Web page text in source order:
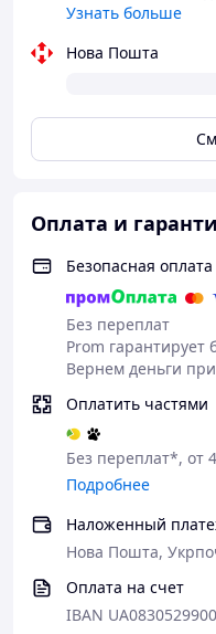
Узнать больше
Нова Пошта
Оплата и
Безопасная
Без переплат
Prom гарантирует
Вернем деньги
Оплатить частями
Без переплат*, от
Подробнее
Наложенный
Нова Пошта,
Оплата на счет
IBAN